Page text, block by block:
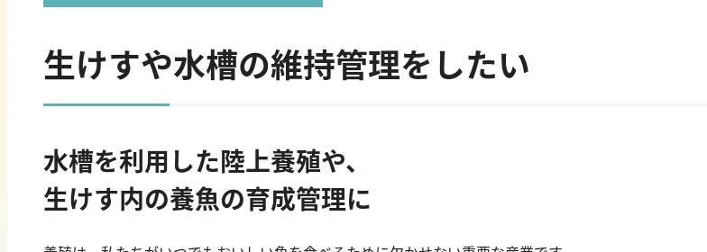
生けすや水槽の維持管理をしたい
水槽を利用した陸上養殖や、
生けす内の養魚の育成管理に
金属
アルミニウム
カドミウム
金
銀
有機汚濁
COD
過マンガン酸カリウム消費量
TOC
塩素